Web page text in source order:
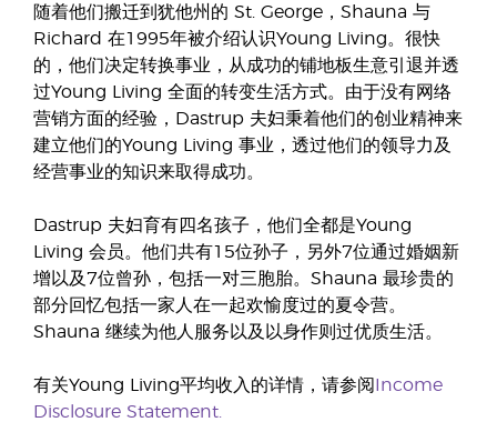
随着他们搬迁到犹他州的 St. George，Shauna 与
Richard 在1995年被介绍认识Young Living。很快
的，他们决定转换事业，从成功的铺地板生意引退并透
过Young Living 全面的转变生活方式。由于没有网络
营销方面的经验，Dastrup 夫妇秉着他们的创业精神来
建立他们的Young Living 事业，透过他们的领导力及
经营事业的知识来取得成功。
Dastrup 夫妇育有四名孩子，他们全都是Young
Living 会员。他们共有15位孙子，另外7位通过婚姻新
增以及7位曾孙，包括一对三胞胎。Shauna 最珍贵的
部分回忆包括一家人在一起欢愉度过的夏令营。
Shauna 继续为他人服务以及以身作则过优质生活。
有关Young Living平均收入的详情，请参阅 Income
Disclosure Statement.